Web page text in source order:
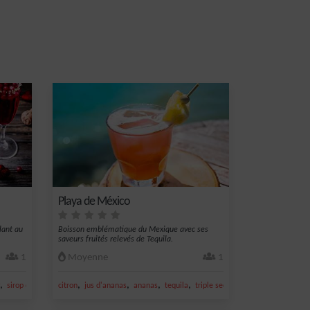
au
1
, sirop de citron ,pétillant sans
Playa de México
Boisson emblématique du Mexique avec ses
saveurs fruités relevés de Tequila.
Moyenne 1
citron, jus d'ananas, ananas, tequila, triple sec